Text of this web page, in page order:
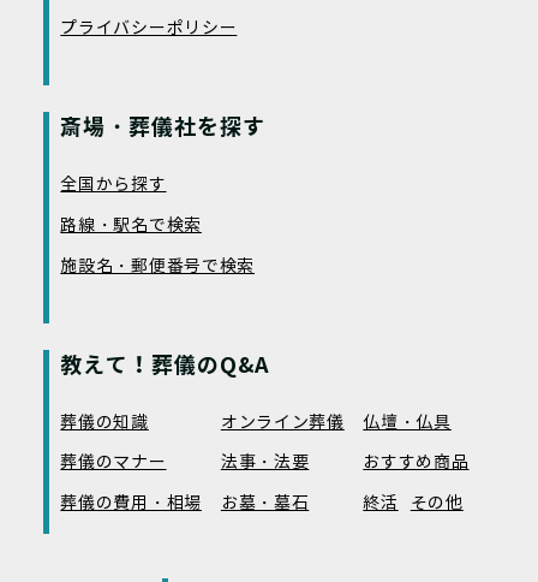
プライバシーポリシー
斎場・葬儀社を探す
全国から探す
路線・駅名で検索
施設名・郵便番号で検索
教えて！葬儀のQ&A
葬儀の知識 オンライン葬儀
仏壇・仏具
葬儀のマナー
法事・法要
おすすめ商品
葬儀の費用・相場
お墓・墓石 終活 その他